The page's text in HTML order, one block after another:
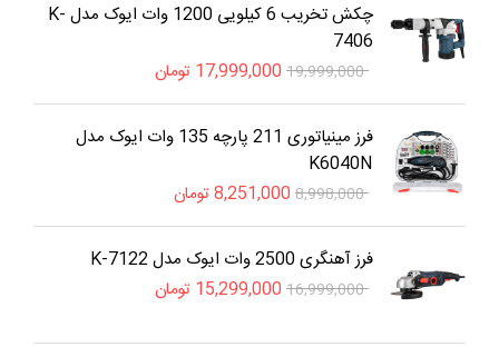
چکش تخریب 6 کیلویی 1200 وات ایوک مدل K-
7406
19,999,000
17,999,000 تومان
فرز مینیاتوری 211 پارچه 135 وات ایوک مدل
K6040N
8,998,000
8,251,000تومان
فرز آهنگری 2500 وات ایوک مدل K-7122
16,999,000
15,299,000 تومان